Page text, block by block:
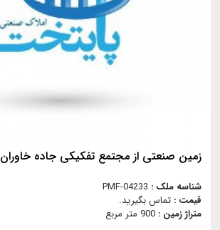
زمین صنعتی از مجتمع تفکیکی جاده خاوران
شناسه ملک : PMF-04233
قیمت : تماس بگیرید.
متراژ زمین : 900 متر مربع